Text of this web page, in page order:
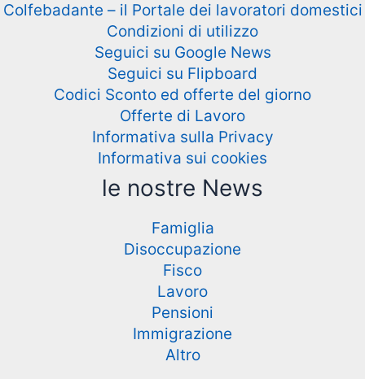
Colfebadante – il Portale dei lavoratori domestici
Condizioni di utilizzo
Seguici su Google News
Seguici su Flipboard
Codici Sconto ed offerte del giorno
Offerte di Lavoro
Informativa sulla Privacy
Informativa sui cookies
le nostre News
Famiglia
Disoccupazione
Fisco
Lavoro
Pensioni
Immigrazione
Altro